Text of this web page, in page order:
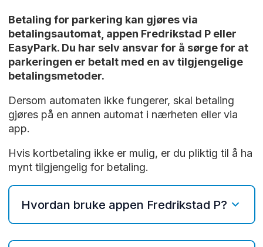
Betaling for parkering kan gjøres via
betalingsautomat, appen Fredrikstad P eller
EasyPark. Du har selv ansvar for å sørge for at
parkeringen er betalt med en av tilgjengelige
betalingsmetoder.
Dersom automaten ikke fungerer, skal betaling
gjøres på en annen automat i nærheten eller via
app.
Hvis kortbetaling ikke er mulig, er du pliktig til å ha
mynt tilgjengelig for betaling.
Hvordan bruke appen Fredrikstad P?
Last ned appen Fredrikstad P på telefonen